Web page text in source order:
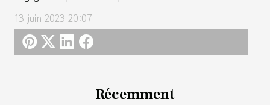
13 juin 2023 20:07
Récemment